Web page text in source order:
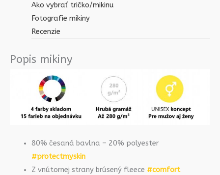
Ako vybrať tričko/mikinu
Fotografie mikiny
Recenzie
Popis mikiny
80% česaná bavlna – 20% polyester
#protectmyskin
Z vnútornej strany brúsený fleece #comfort